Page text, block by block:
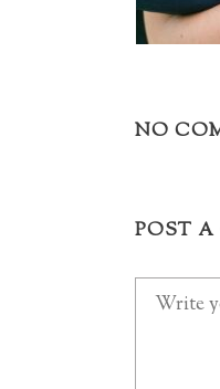
NO
POST